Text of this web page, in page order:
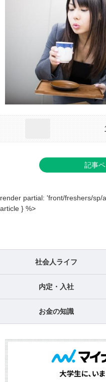
記事
render partial: 'front/freshers/sp/
article } %>
社会人ライフ
内定・入社
お金の知識